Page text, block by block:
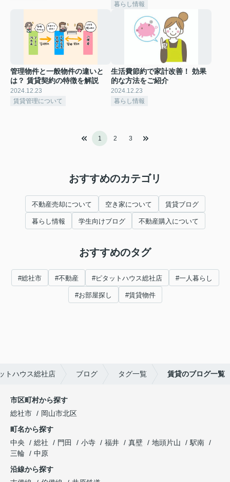
暮らし情報
管理物件と一般物件の違いと
は？ 賃貸契約の特徴を解説
2024.12.23
賃貸管理について
生活費節約で家計改善！ 効果
的な方法をご紹介
2024.12.23
暮らし情報
1 2 3
おすすめのカテゴリ
不動産売却について 空き家について 賃貸ブログ
暮らし情報 学生向けブログ 不動産購入について
おすすめのタグ
#総社市 #不動産 #ピタットハウス総社店 #一人暮らし
#お部屋探し #賃貸物件
トハウス総社店 ブログ タグ一覧 賃貸のブログ一覧
市区町村から探す
総社市
岡山市北区
町名から探す
中央
総社 門田 小寺 福井 真壁 地頭片山
駅南
三輪
中原
沿線から探す